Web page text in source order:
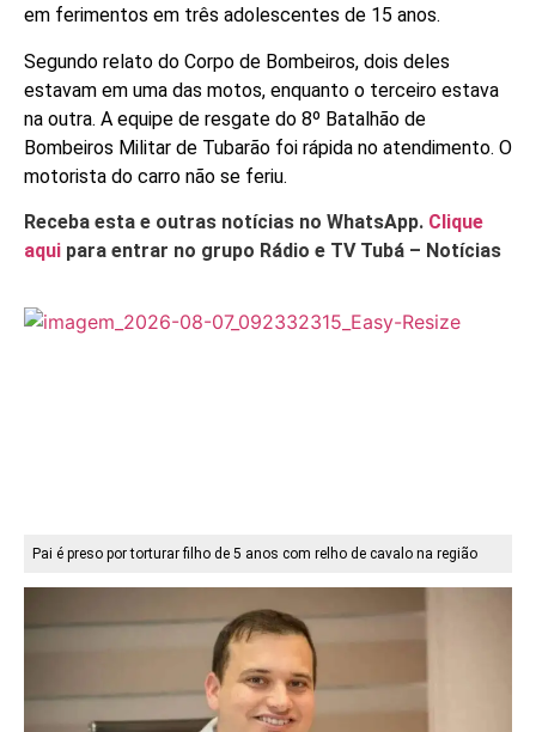
em ferimentos em três adolescentes de 15 anos.
Segundo relato do Corpo de Bombeiros, dois deles
estavam em uma das motos, enquanto o terceiro estava
na outra. A equipe de resgate do 8º Batalhão de
Bombeiros Militar de Tubarão foi rápida no atendimento. O
motorista do carro não se feriu.
Receba esta e outras notícias no WhatsApp. Clique
aqui para entrar no grupo Rádio e TV Tubá – Notícias
Pai é preso por torturar filho de 5 anos com relho de cavalo na região